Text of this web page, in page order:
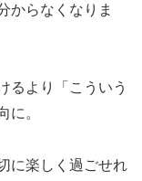
からなくなりま
るより「こういう
に。
に楽しく過ごせれ